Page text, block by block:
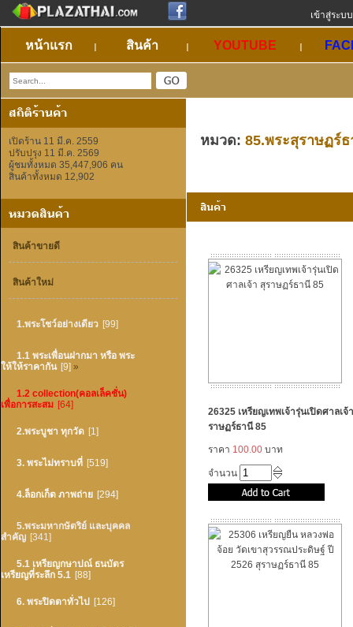
เข้าสู่ระบบ
หน้าแรก สินค้า YOUTUBE
เปิดร้าน 11 มี.ค. 2559
ปรับปรุง 11 มี.ค. 2569
ผู้ชมทั้งหมด 35,447,906 คน
สินค้าทั้งหมด 12,902
สินค้าขายดี
สินค้าใหม่
1.พระโชว์อย่างเดียว [99]
1.1 พระเพื่อนฝากมา หรือ พระ
ให้ให้ราคากัน [9] »
1.2 collection(คอลเล็คชั่น)
เพื่อการสะสม [64]
2.พระบูชา ทุกวัด [1]
3. พระไม่ทราบที่ [519]
4.ล็อกเก็ต ภาพถ่าย [294]
5.พระมหากษัตริย์ และบุคคล
สำคัญ [341]
5.1 เหรียญกษาปณ์ ธนบัตร
เหรียญที่ระลึก 5.1 [88]
6. พระปิดตาทั่วไป [126]
หมวด: 85.พระสุราษฏร์
26325 เหรียญเทพเจ้ารุ่นเปิดศาลเจ้
ราษฏร์ธานี 85
ราคา 100.00 บาท
จำนวน